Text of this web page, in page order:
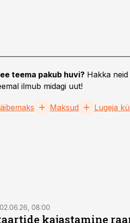
teema pakub huvi? Hakka
ilmub midagi uut!
Maksud Lugeja
02.06.26, 08:00
kajastamine